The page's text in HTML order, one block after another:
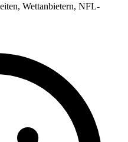
Wettanbietern, NFL-